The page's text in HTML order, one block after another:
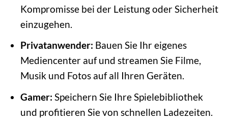
Kompromisse bei der Leistung oder Sicherheit
einzugehen.
Privatanwender: Bauen Sie Ihr eigenes
Mediencenter auf und streamen Sie Filme,
Musik und Fotos auf all Ihren Geräten.
Gamer: Speichern Sie Ihre Spielebibliothek
und profitieren Sie von schnellen Ladezeiten.